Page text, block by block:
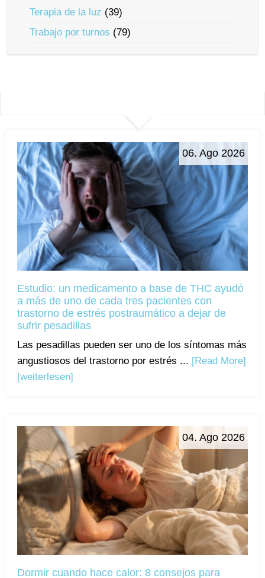
Terapia de la luz (39)
Trabajo por turnos (79)
06. Ago 2026
Estudio: un medicamento a base de THC ayudó
a más de uno de cada tres pacientes con
trastorno de estrés postraumático a dejar de
sufrir pesadillas
Las pesadillas pueden ser uno de los síntomas más
angustiosos del trastorno por estrés ... [Read More]
[weiterlesen]
04. Ago 2026
Dormir cuando hace calor: 8 consejos para